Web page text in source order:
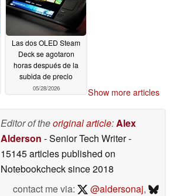
Las dos OLED Steam
Deck se agotaron
horas después de la
subida de precio
05/28/2026 Show more articles
Editor of theoriginal article:Alex
Alderson - Senior Tech Writer-
15145 articles published on
Notebookchecksince 2018
contact me via:
@aldersonaj,